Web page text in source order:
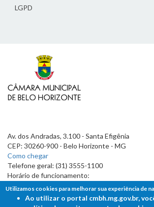
LGPD
Av. dos Andradas, 3.100 - Santa Efigênia
CEP: 30260-900 - Belo Horizonte - MG
Como chegar
Telefone geral: (31) 3555-1100
Horário de funcionamento:
7h às 19h
Utilizamos cookies para melhorar sua experiência de
Ao utilizar o portal cmbh.mg.gov.br,